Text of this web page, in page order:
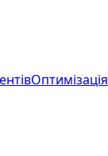
Оптимізація